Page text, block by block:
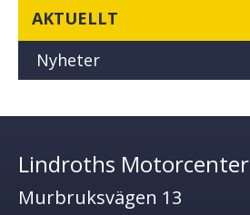
AKTUELLT
Nyheter
Lindroths Motorcenter
Murbruksvägen 13